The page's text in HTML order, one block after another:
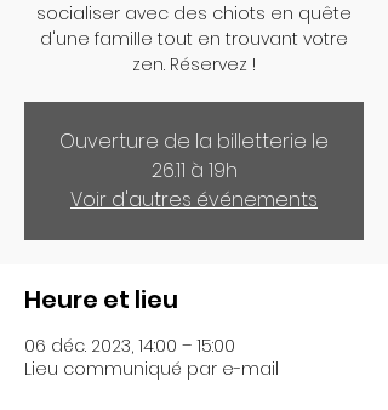
socialiser avec des chiots en quête
d'une famille tout en trouvant votre
zen. Réservez !
Ouverture de la billetterie le
26.11 à 19h
Voir d'autres événements
Heure et lieu
06 déc. 2023, 14:00 – 15:00
Lieu communiqué par e-mail